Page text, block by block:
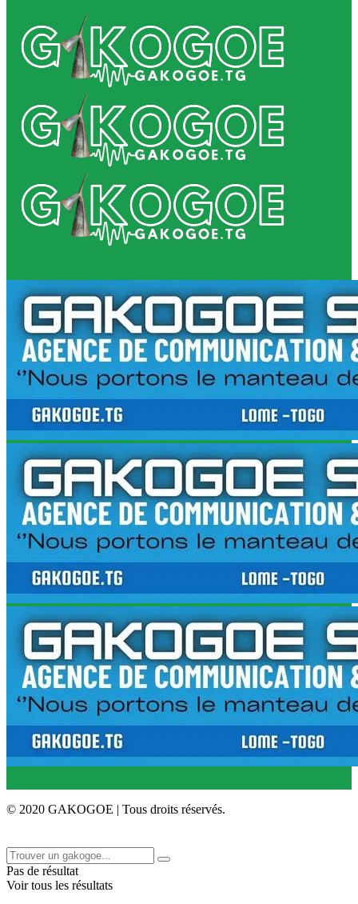
© 2020 GAKOGOE | Tous droits réservés.
Pas de résultat
Voir tous les résultats